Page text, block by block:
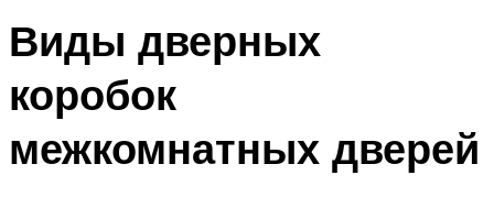
Виды дверных
коробок
межкомнатных дверей